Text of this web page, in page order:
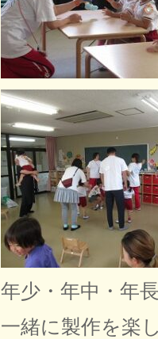
年少・年中・年
一緒に製作を楽